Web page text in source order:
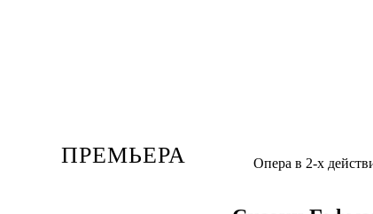
ПРЕМЬЕРА Опера в 2-х